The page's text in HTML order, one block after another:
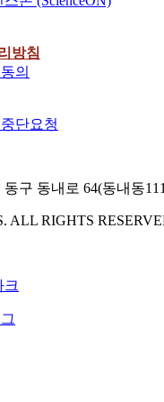
방침
의
단요청
구 동내로 64(동내동
ALL RIGHTS